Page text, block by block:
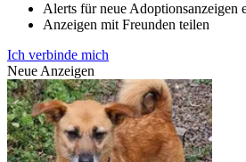
Alerts für neue Adoptionsanzeigen
Anzeigen mit Freunden teilen
Ich verbinde mich
Neue Anzeigen